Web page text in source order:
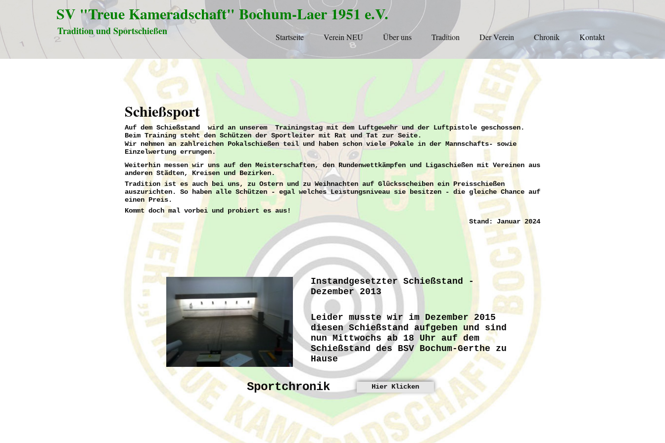
SV "Treue Kameradschaft" Bochum-Laer 1951 e.V.
Startseite Verein NEU Über uns Tradition Der Verein Chronik Kontakt
Tradition und Sportschießen
Schießsport
Auf dem Schießstand wird an unserem Trainingstag mit dem Luftgewehr und der Luftpistole geschossen.
Beim Training steht den Schützen der Sportleiter mit Rat und Tat zur Seite.
Wir nehmen an zahlreichen Pokalschießen teil und haben schon viele Pokale in der Mannschafts- sowie
Einzelwertung errungen.
Weiterhin messen wir uns auf den Meisterschaften, den Rundenwettkämpfen und Ligaschießen mit Vereinen aus
anderen Städten, Kreisen und Bezirken.
Tradition ist es auch bei uns, zu Ostern und zu Weihnachten auf Glücksscheiben ein Preisschießen
auszurichten. So haben alle Schützen - egal welches Leistungsniveau sie besitzen - die gleiche Chance auf
einen Preis.
Kommt doch mal vorbei und probiert es aus!
Stand: Januar 2024
Instandgesetzter Schießstand -
Dezember 2013
Leider musste wir im Dezember 2015
diesen Schießstand aufgeben und sind
nun Mittwochs ab 18 Uhr auf dem
Schießstand des BSV Bochum-Gerthe zu
Hause
Sportchronik Hier Klicken